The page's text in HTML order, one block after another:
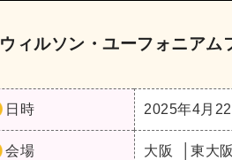
ウィルソン・ユーフォニア
日時 2025年4月22
会場 大阪 東大